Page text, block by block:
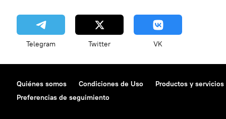
Telegram Twitter VK
Quiénes somos Condiciones de Uso
Productos y servicios
Preferencias de seguimiento